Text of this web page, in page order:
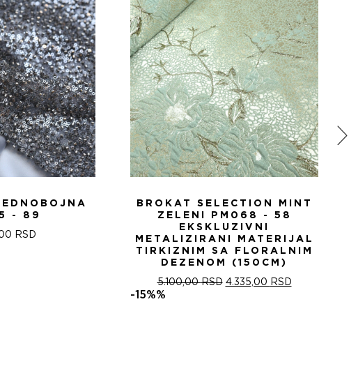
- 89
RSD
BROKAT SELECTION MINT
ZELENI PM068 - 58
EKSKLUZIVNI
METALIZIRANI MATERIJAL
TIRKIZNIM SA FLORALNIM
DEZENOM (150CM)
5.100,00RSD ОРИГИНАЛНА
4.335,00 RSDТРЕНУТНА
-15%%